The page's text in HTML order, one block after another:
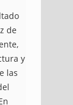
de
y
las